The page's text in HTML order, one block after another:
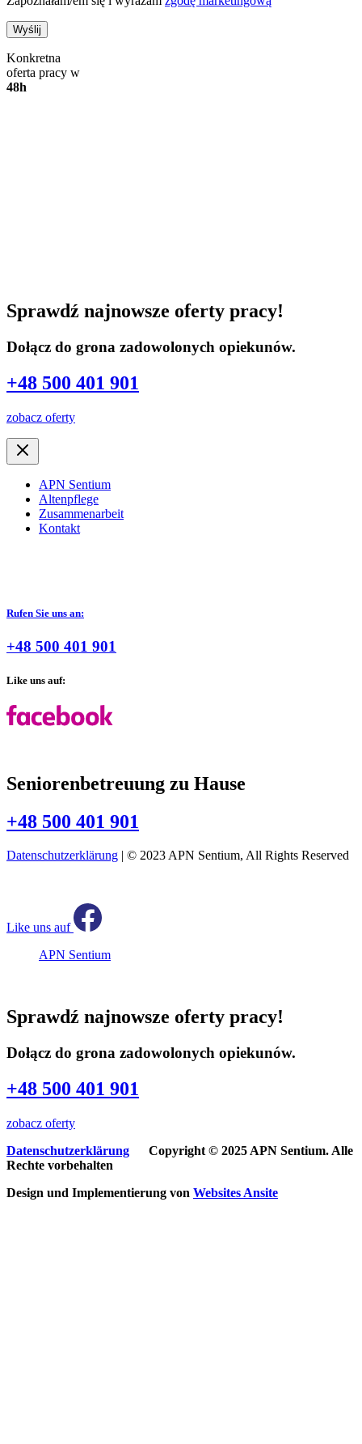
Konkretna
oferta pracy w
48h
Sprawdź najnowsze oferty pracy!
Dołącz do grona zadowolonych opiekunów.
+48 500 401 901
zobacz oferty
APN Sentium
Altenpflege
Zusammenarbeit
Kontakt
Rufen Sie uns an:
+48 500 401 901
Like uns auf:
Seniorenbetreuung zu Hause
+48 500 401 901
Datenschutzerklärung | © 2023 APN Sentium, All Rights Reserved
Like uns auf
APN Sentium
Sprawdź najnowsze oferty pracy!
Dołącz do grona zadowolonych opiekunów.
+48 500 401 901
zobacz oferty
Datenschutzerklärung
Copyright © 2025 APN Sentium. Alle
Rechte vorbehalten
Design und Implementierung von Websites Ansite